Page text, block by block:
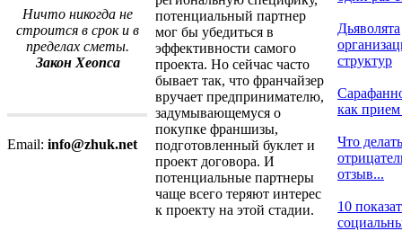
Ничто никогда не
строится в срок и в
пределах сметы.
Закон Хеопса
Email: info@zhuk.net
потенциальный партнер
мог бы убедиться в
эффективности самого
проекта. Но сейчас часто
бывает так, что франчайзер
вручает предпринимателю,
задумывающемуся о
покупке франшизы,
подготовленный буклет и
проект договора. И
потенциальные партнеры
чаще всего теряют интерес
к проекту на этой стадии.
Дьяволята
структур
как
Что
отзыв...
10